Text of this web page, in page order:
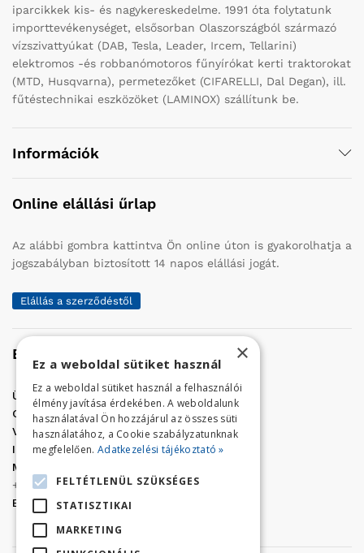
iparcikkek kis- és nagykereskedelme. 1991 óta folytatunk
importtevékenységet, elsősorban Olaszországból származó
vízszivattyúkat (DAB, Tesla, Leader, Ircem, Tellarini)
elektromos -és robbanómotoros fűnyírókat kerti traktorokat
(MTD, Husqvarna), permetezőket (CIFARELLI, Dal Degan), ill.
fűtéstechnikai eszközöket (LAMINOX) szállítunk be.
Információk
Online elállási űrlap
Az alábbi gombra kattintva Ön online úton is gyakorolhatja a
jogszabályban biztosított 14 napos elállási jogát.
Elállás a szerződéstől
Elérhetőség
Üzletünk címe:Szolnok, Vércse út 17.
Golf Center Áruház:06 (56) 423-324
VÁR-Kert Áruház: 06 (56) 429-771
Iroda:06 (56) 421-857
Megrendelés, termék információ:
+36 (70) 938-3356
E-mail:
golfaruhaz@gmail.com
×
Ez a weboldal sütiket használ
Ez a weboldal sütiket használ a felhasználói
élmény javítása érdekében. A weboldalunk
használatával Ön hozzájárul az összes süti
használatához, a Cookie szabályzatunknak
megfelelően. Adatkezelési tájékoztató »
FELTÉTLENÜL SZÜKSÉGES
STATISZTIKAI
MARKETING